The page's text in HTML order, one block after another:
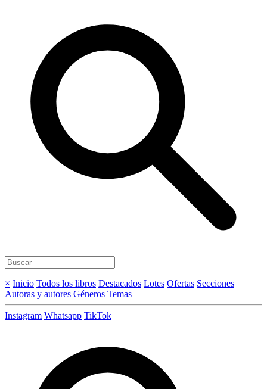
× Inicio Todos los libros Destacados Lotes Ofertas Secciones
Autoras y autores Géneros Temas
Instagram Whatsapp TikTok